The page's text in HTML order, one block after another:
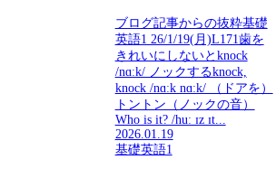
ブログ記事からの抜粋基礎
英語1 26/1/19(月)L171歯を
きれいにしないとknock
/nɑːk/ ノックするknock,
knock /nɑːk nɑːk/ （ドアを）
トントン（ノックの音）
Who is it? /huː ɪz ɪt...
2026.01.19
基礎英語1